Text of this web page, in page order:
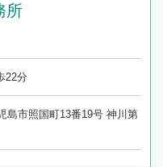
所
22分
島市照国町13番19号 神川第